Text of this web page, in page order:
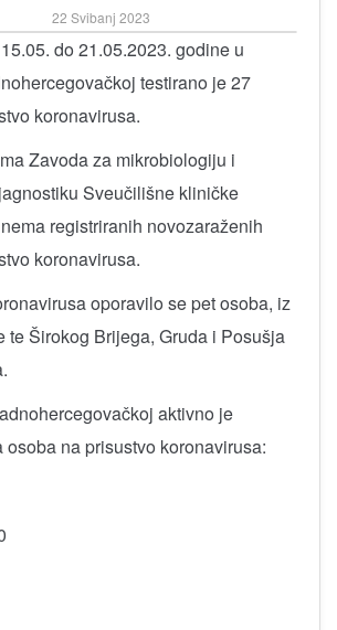
22 Svibanj 2023
do 21.05.2023. godine u
testirano je 27
koronavirusa.
Zavoda za mikrobiologiju i
Sveučilišne kliničke
registriranih novozaraženih
koronavirusa.
oporavilo se pet osoba, iz
te Širokog Brijega, Gruda i Posušja
aktivno je
na prisustvo koronavirusa: